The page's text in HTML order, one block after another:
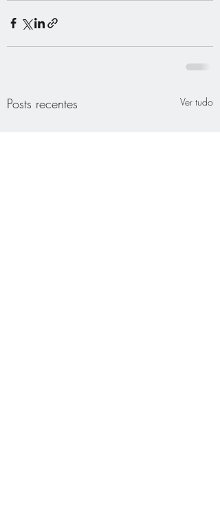
Posts recentes Ver tudo